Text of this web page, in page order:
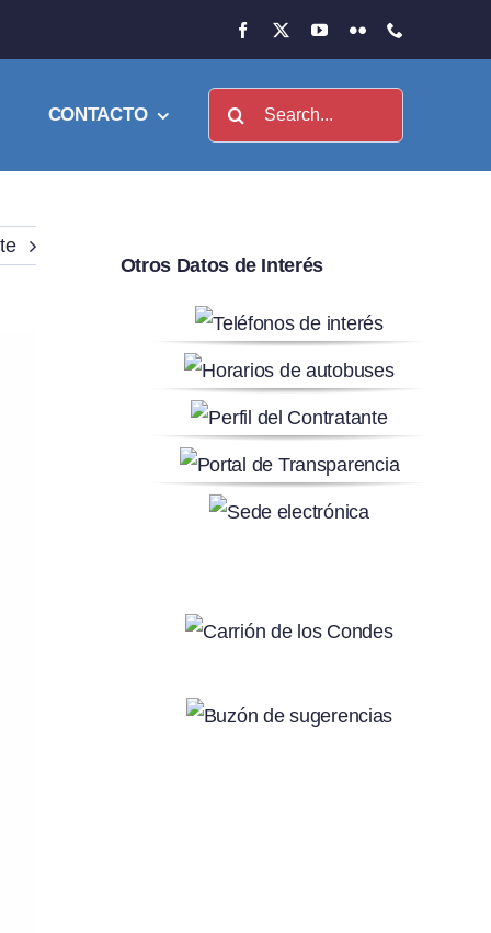
CONTACTO Buscar:
Otros Datos de Interés